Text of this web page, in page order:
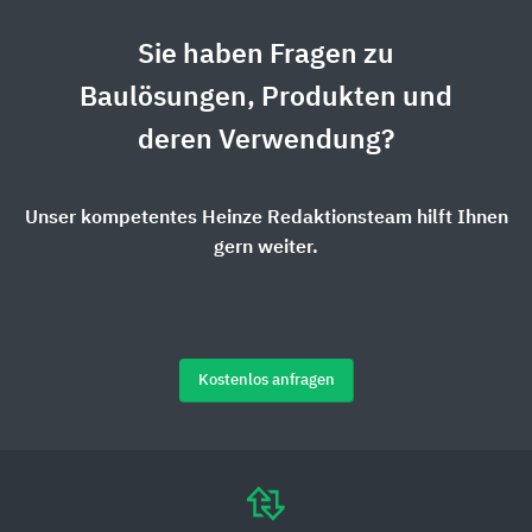
Sie haben Fragen zu
Baulösungen, Produkten und
deren Verwendung?
Unser kompetentes Heinze Redaktionsteam hilft Ihnen
gern weiter.
Kostenlos anfragen